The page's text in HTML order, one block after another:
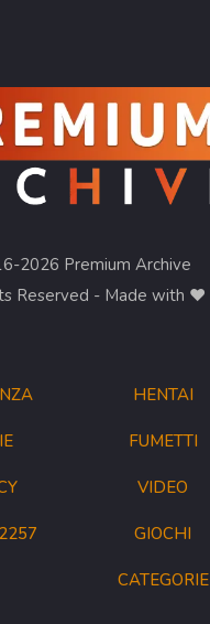
2026 Premium Archive
Reserved - Made with ❤︎
HENTAI
FUMETTI
VIDEO
GIOCHI
CATEGORIE